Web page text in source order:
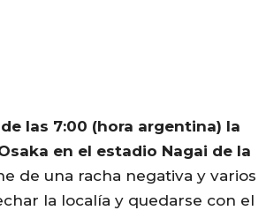
las 7:00 (hora argentina) la
en el estadio Nagai de la
de una racha negativa y varios
la localía y quedarse con el